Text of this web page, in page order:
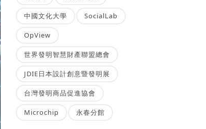
中國文化大學 SocialLab
OpView
世界發明智慧財產聯盟總會
JDIE日本設計創意暨發明展
台灣發明商品促進協會
Microchip 永春分館